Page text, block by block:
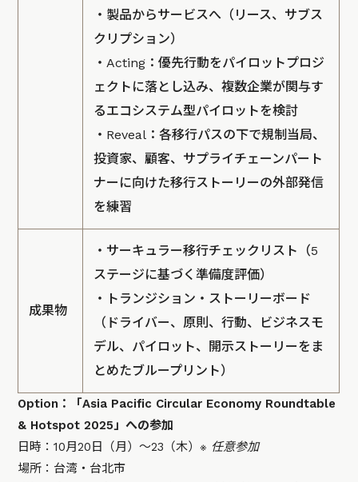
・製品からサービスへ（リース、サブス
クリプション）
・Acting：優先行動をパイロットプロジ
ェクトに落とし込み、複数企業が関与す
るエコシステム型パイロットを検討
・Reveal：各移行パスの下で規制当局、
投資家、顧客、サプライチェーンパート
ナーに向けた移行ストーリーの外部発信
を練習
成果物
・サーキュラー移行チェックリスト（5
ステージに基づく準備度評価）
・トランジション・ストーリーボード
（ドライバー、原則、行動、ビジネスモ
デル、パイロット、開示ストーリーをま
とめたブループリント）
Option：「Asia Pacific Circular Economy Roundtable
& Hotspot 2025」への参加
日時：10月20日（月）〜23（木）※ 任意参加
場所：台湾・台北市